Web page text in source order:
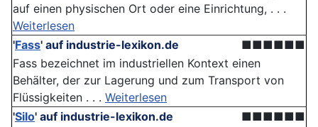
auf einen physischen Ort oder eine Einrichtung, . . .
Weiterlesen
'Fass' auf industrie-lexikon.de
■■■■■■
Fass bezeichnet im industriellen Kontext einen
Behälter, der zur Lagerung und zum Transport von
Flüssigkeiten . . . Weiterlesen
'Silo' auf industrie-lexikon.de
■■■■■■